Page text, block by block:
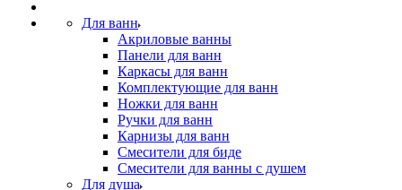
Для ванн
Акриловые ванны
Панели для ванн
Каркасы для ванн
Комплектующие для ванн
Ножки для ванн
Ручки для ванн
Карнизы для ванн
Смесители для биде
Смесители для ванны с душем
Для душа